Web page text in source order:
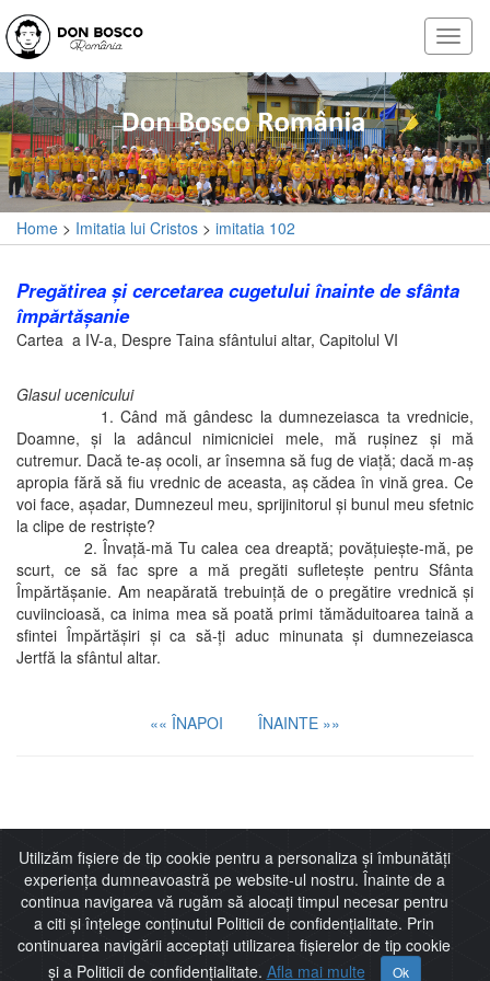
Home > Imitatia lui Cristos > imitatia 102
Pregătirea şi cercetarea cugetului înainte de sfânta
împărtăşanie
Cartea a IV-a, Despre Taina sfântului altar, Capitolul VI
Glasul ucenicului
1. Când mă gândesc la dumnezeiasca ta vrednicie,
Doamne, şi la adâncul nimicniciei mele, mă ruşinez şi mă
cutremur. Dacă te-aş ocoli, ar însemna să fug de viaţă; dacă m-aş
apropia fără să fiu vrednic de aceasta, aş cădea în vină grea. Ce
voi face, aşadar, Dumnezeul meu, sprijinitorul şi bunul meu sfetnic
la clipe de restrişte?
2. Învaţă-mă Tu calea cea dreaptă; povăţuieşte-mă, pe
scurt, ce să fac spre a mă pregăti sufleteşte pentru Sfânta
Împărtăşanie. Am neapărată trebuinţă de o pregătire vrednică şi
cuviincioasă, ca inima mea să poată primi tămăduitoarea taină a
sfintei Împărtăşiri şi ca să-ţi aduc minunata şi dumnezeiasca
Jertfă la sfântul altar.
«« ÎNAPOI ÎNAINTE »»
Thomas de Kempis
Utilizăm fișiere de tip cookie pentru a personaliza și îmbunătăți
experiența dumneavoastră pe website-ul nostru. Înainte de a
continua navigarea vă rugăm să alocați timpul necesar pentru
a citi și înțelege conținutul Politicii de confidențialitate. Prin
continuarea navigării acceptați utilizarea fișierelor de tip cookie
și a Politicii de confidențialitate. Afla mai multe Ok